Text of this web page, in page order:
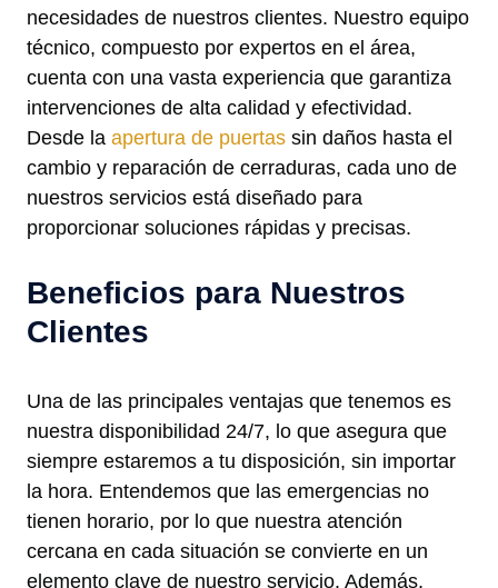
necesidades de nuestros clientes. Nuestro equipo
técnico, compuesto por expertos en el área,
cuenta con una vasta experiencia que garantiza
intervenciones de alta calidad y efectividad.
Desde la apertura de puertas sin daños hasta el
cambio y reparación de cerraduras, cada uno de
nuestros servicios está diseñado para
proporcionar soluciones rápidas y precisas.
Beneficios para Nuestros
Clientes
Una de las principales ventajas que tenemos es
nuestra disponibilidad 24/7, lo que asegura que
siempre estaremos a tu disposición, sin importar
la hora. Entendemos que las emergencias no
tienen horario, por lo que nuestra atención
cercana en cada situación se convierte en un
elemento clave de nuestro servicio. Además,